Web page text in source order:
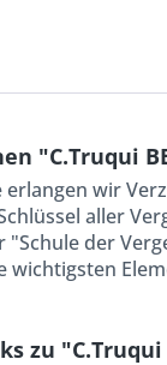
"C.Truqui
erlangen wir
aller
"Schule der
wichtigsten
zu "C.Truqui